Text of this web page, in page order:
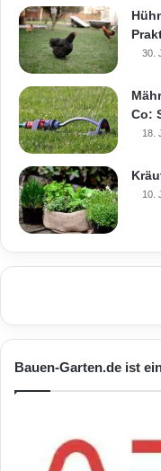
30.
Co:
18.
10.
Bauen-Garten.de ist